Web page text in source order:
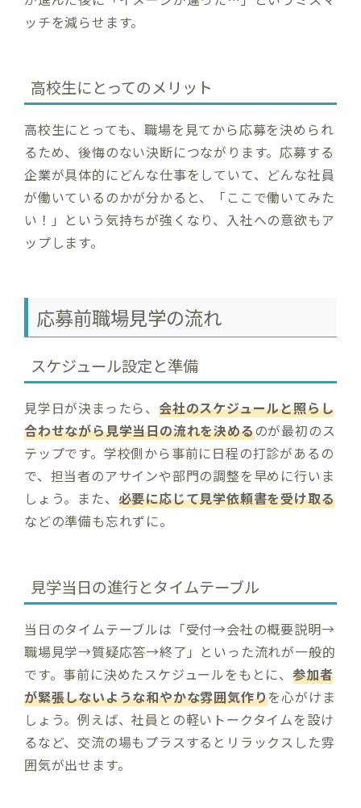
ッチを減らせます。
高校生にとってのメリット
高校生にとっても、職場を見てから応募を決められ
るため、後悔のない決断につながります。応募する
企業が具体的にどんな仕事をしていて、どんな社員
が働いているのかが分かると、「ここで働いてみた
い！」という気持ちが強くなり、入社への意欲もア
ップします。
応募前職場見学の流れ
スケジュール設定と準備
見学日が決まったら、 会社のスケジュールと照らし
合わせながら見学当日の流れを決めるのが最初のス
テップです。学校側から事前に日程の打診があるの
で、担当者のアサインや部門の調整を早めに行いま
しょう。また、 必要に応じて見学依頼書を受け取る
などの準備も忘れずに​。
見学当日の進行とタイムテーブル
当日のタイムテーブルは「受付→会社の概要説明→
職場見学→質疑応答→終了」といった流れが一般的
です。事前に決めたスケジュールをもとに、 参加者
が緊張しないような和やかな雰囲気作りを心がけま
しょう。例えば、社員との軽いトークタイムを設け
るなど、交流の場もプラスするとリラックスした雰
囲気が出せます。